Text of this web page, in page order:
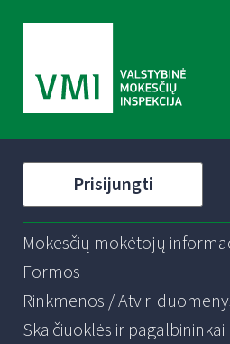
Prisijungti
Mokesčių mokėtojų
Formos
Rinkmenos / Atviri
Skaičiuoklės ir pagalbininkai